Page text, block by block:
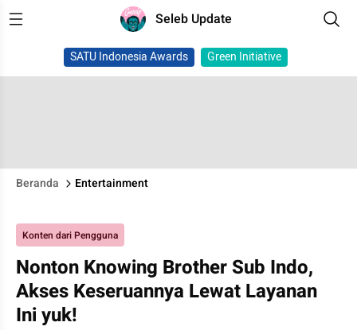
Seleb Update
SATU Indonesia Awards Green Initiative
Beranda Entertainment
Konten dari Pengguna
Nonton Knowing Brother Sub Indo,
Akses Keseruannya Lewat Layanan
Ini yuk!